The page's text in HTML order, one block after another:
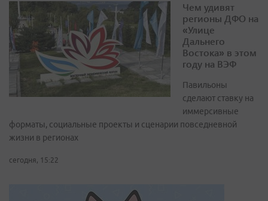
Чем удивят
регионы ДФО на
«Улице
Дальнего
Востока» в этом
году на ВЭФ
Павильоны
сделают ставку на
иммерсивные
форматы, социальные проекты и сценарии повседневной
жизни в регионах
сегодня, 15:22